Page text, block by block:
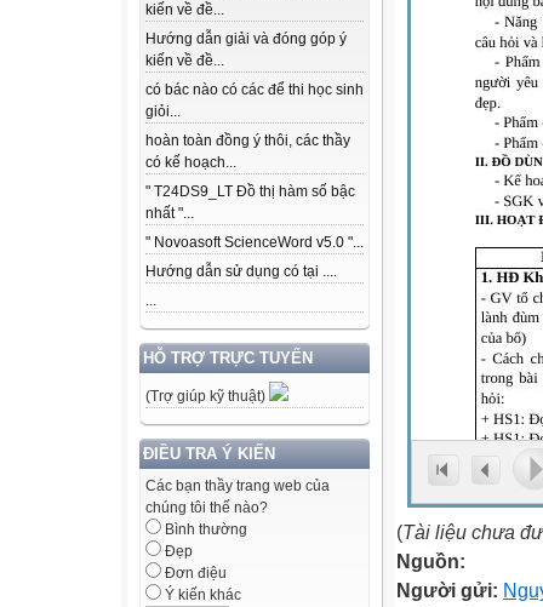
kiến về đề...
Hướng dẫn giải và đóng góp ý
kiến về đề...
có bác nào có các để thi học sinh
giỏi...
hoàn toàn đồng ý thôi, các thầy
có kế hoạch...
" T24DS9_LT Đồ thị hàm số bậc
nhất "...
" Novoasoft ScienceWord v5.0 "...
Hướng dẫn sử dụng có tại ....
...
HỖ TRỢ TRỰC TUYẾN
(Trợ giúp kỹ thuật)
ĐIỀU TRA Ý KIẾN
Các bạn thầy trang web của
chúng tôi thế nào?
Bình thường
Đẹp
Đơn điệu
Ý kiến khác
(Tài liệu chưa
Nguồn:
Người gửi: